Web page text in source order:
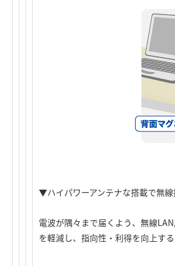
▼ハイパワーアンテナな搭載で無
電波が隅々まで届くよう、無線
を軽減し、指向性・利得を向上する